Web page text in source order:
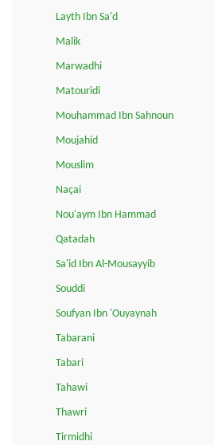
Layth Ibn Sa'd
Malik
Marwadhi
Matouridi
Mouhammad Ibn Sahnoun
Moujahid
Mouslim
Naçai
Nou'aym Ibn Hammad
Qatadah
Sa'id Ibn Al-Mousayyib
Souddi
Soufyan Ibn 'Ouyaynah
Tabarani
Tabari
Tahawi
Thawri
Tirmidhi